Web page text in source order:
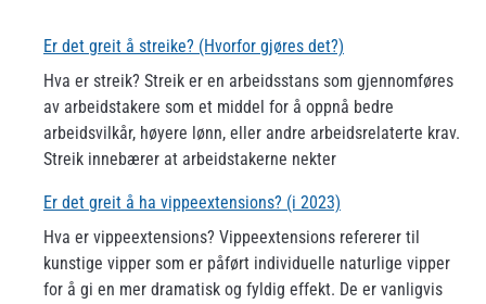
Er det greit å streike? (Hvorfor gjøres det?)
Hva er streik? Streik er en arbeidsstans som gjennomføres
av arbeidstakere som et middel for å oppnå bedre
arbeidsvilkår, høyere lønn, eller andre arbeidsrelaterte krav.
Streik innebærer at arbeidstakerne nekter
Er det greit å ha vippeextensions? (i 2023)
Hva er vippeextensions? Vippeextensions refererer til
kunstige vipper som er påført individuelle naturlige vipper
for å gi en mer dramatisk og fyldig effekt. De er vanligvis